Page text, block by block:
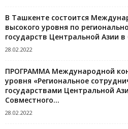
В Ташкенте состоится
высокого уровня по
государств Центральной Азии в
28.02.2022
ПРОГРАММА Международной
уровня «Региональное
государствами Центральной
Совместного...
28.02.2022